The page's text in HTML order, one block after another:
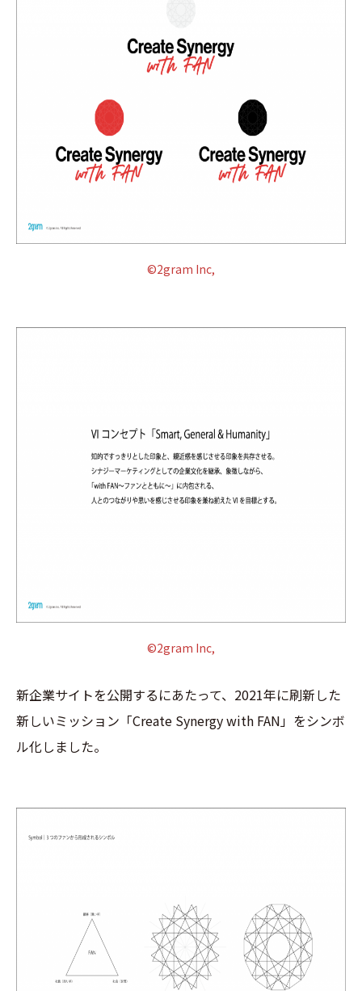
©2gram Inc,
©2gram Inc,
新企業サイトを公開するにあたって、2021年に刷新した
新しいミッション「Create Synergy with FAN」をシンボ
ル化しました。